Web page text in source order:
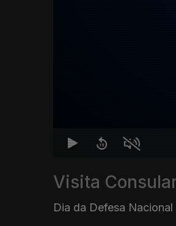
Visita
Dia da Defesa Nacional